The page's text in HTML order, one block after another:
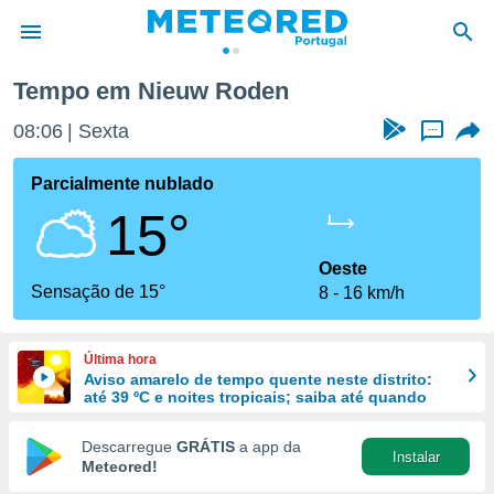
da
foi
fornecidas
a este
das
e
forma
digital
Tempo em Nieuw Roden
08:06 Sexta ...
Parcialmente nublado
15°
Sensação de 15°
Oeste
8
16 km/h
Última hora
Aviso amarelo de tempo quente neste distrito:
até 39 ºC e noites tropicais; saiba até quando
Descarregue GRÁTIS a app da
Meteored!
Instalar